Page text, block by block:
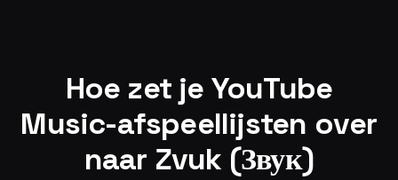
Hoe zet je YouTube
Music-afspeellijsten over
naar Zvuk (Звук)